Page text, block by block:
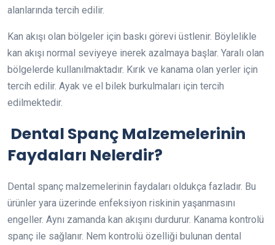
alanlarında tercih edilir.
Kan akışı olan bölgeler için baskı görevi üstlenir. Böylelikle
kan akışı normal seviyeye inerek azalmaya başlar. Yaralı olan
bölgelerde kullanılmaktadır. Kırık ve kanama olan yerler için
tercih edilir. Ayak ve el bilek burkulmaları için tercih
edilmektedir.
Dental Spanç Malzemelerinin
Faydaları Nelerdir?
Dental spanç malzemelerinin faydaları oldukça fazladır. Bu
ürünler yara üzerinde enfeksiyon riskinin yaşanmasını
engeller. Aynı zamanda kan akışını durdurur. Kanama kontrolü
spanç ile sağlanır. Nem kontrolü özelliği bulunan dental